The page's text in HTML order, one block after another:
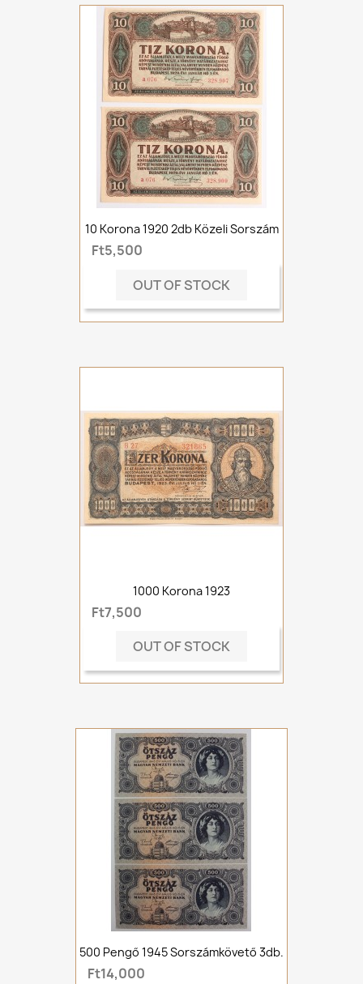
10 Korona 1920 2db Közeli Sorszám
Ft5,500
OUT OF STOCK
1000 Korona 1923
Ft7,500
OUT OF STOCK
500 Pengő 1945 Sorszámkövető 3db.
Ft14,000